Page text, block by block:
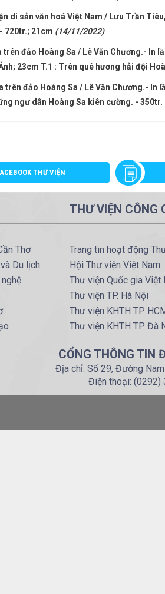
di sản văn hoá Việt Nam / Lưu Trần
720tr.; 21cm (14/11/2022)
trên đảo Hoàng Sa / Lê Văn Chương.- In
23cm T.1 : Trên quê hương hải đội
trên đảo Hoàng Sa / Lê Văn Chương.- In
ngư dân Hoàng Sa kiên cường. - 350tr.
THƯ VIỆN
Thơ
Du lịch
THƯ VIỆN CÔNG
Trang tin hoạt động
Hội Thư viện Việt Nam
Thư viện Quốc gia Việt
Thư viện TP. Hà Nội
Thư viện KHTH TP.
Thư viện KHTH TP. Đà
CỔNG THÔNG TIN
Địa chỉ: Số 29, Đường
Điện thoại: (0292)